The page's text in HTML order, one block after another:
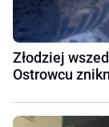
Złodziej
Ostrowcu